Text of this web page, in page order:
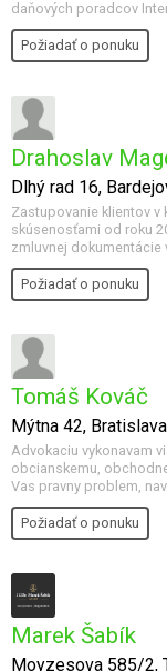
daňových poradcov
Požiadať o ponuku
Drahoslav
Dlhý rad 16,
Zastupovanie klientov v
skúsenosťami od roku
zmluvnej dokumentácie
Požiadať o ponuku
Tomáš Kováč
Mýtna 42, Bratislava
Advokaciu vykonavam
obcianskemu,
Vas pravny problem,
Požiadať o ponuku
Marek Šabík
Moyzesova 585/2,